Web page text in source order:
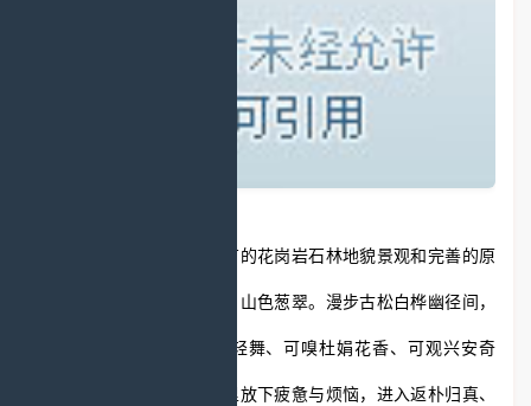
汤旺河林海奇石景区以稀有的花岗岩石林地貌景观和完善的原
始生态为特色，植被繁茂，山色葱翠。漫步古松白桦幽径间，
可闻百鸟欢歌、可赏松柏轻舞、可嗅杜娟花香、可观兴安奇
石，可在这天然的大氧吧里放下疲惫与烦恼，进入返朴归真、